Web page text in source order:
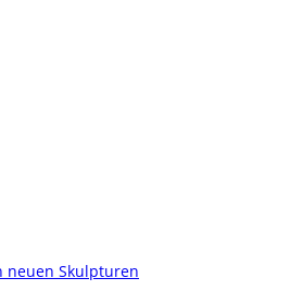
neuen Skulpturen